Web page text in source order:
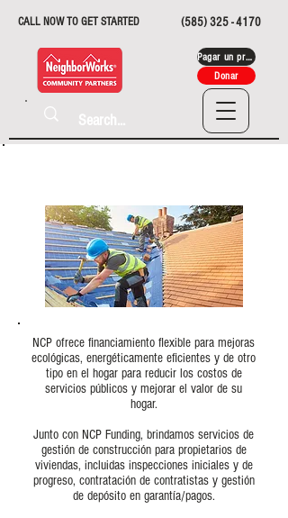
Donar
CALL NOW TO GET STARTED (585) 325 - 4170
Pagar un préstamo
NCP ofrece financiamiento flexible para mejoras
ecológicas, energéticamente eficientes y de otro
tipo en el hogar para reducir los costos de
servicios públicos y mejorar el valor de su
hogar.
Junto con NCP Funding, brindamos servicios de
gestión de construcción para propietarios de
viviendas, incluidas inspecciones iniciales y de
progreso, contratación de contratistas y gestión
de depósito en garantía/pagos.